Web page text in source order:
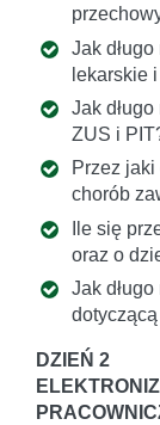
Jak
lekarskie
Jak
ZUS i
Przez
chorób
Ile się
oraz o
Jak
DZIEŃ 2